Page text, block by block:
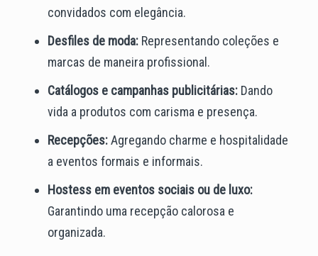
convidados com elegância.
Desfiles de moda:Representando coleções e
marcas de maneira profissional.
Catálogos e campanhas publicitárias:Dando
vida a produtos com carisma e presença.
Recepções:Agregando charme e hospitalidade
a eventos formais e informais.
Hostess em eventos sociais ou de luxo:
Garantindo uma recepção calorosa e
organizada.